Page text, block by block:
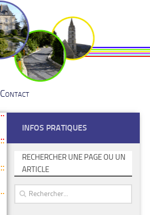
Contact
INFOS PRATIQUES
RECHERCHER UNE PAGE OU UN
ARTICLE